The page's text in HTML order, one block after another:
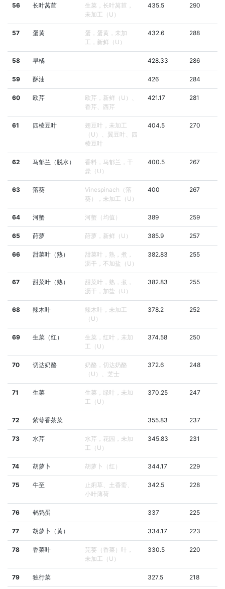
56 长叶莴苣
生菜，长叶莴苣，
未加工（U）
435.5 290
57 蛋黄
蛋，蛋黄，未加
工，新鲜（U）
432.6 288
58 早橘 428.33 286
59 酥油 426 284
60 欧芹
欧芹，新鲜（U）、
香芹、西芹
421.17 281
61 四棱豆叶
翅豆叶，未加工
（U）、翼豆叶、四
棱豆叶
404.5 270
62 马郁兰（脱水）
香料，马郁兰，干
燥（U）
400.5 267
63 落葵
Vinespinach（落
葵），未加工（U）
400 267
64 河蟹 河蟹（均值） 389 259
65 莳萝 莳萝，新鲜（U） 385.9 257
66 甜菜叶（熟）
甜菜叶，熟，煮，
沥干，不加盐（U）
382.83 255
67 甜菜叶（熟）
甜菜叶，熟，煮，
沥干，加盐（U）
382.83 255
68 辣木叶
辣木叶，未加工
（U）
378.2 252
69 生菜（红）
生菜，红叶，未加
工（U）
374.58 250
70 切达奶酪
奶酪，切达奶酪
（U）、芝士
372.6 248
71 生菜
生菜，绿叶，未加
工（U）
370.25 247
72 紫萼香茶菜 355.83 237
73 水芹
水芹，花园，未加
工（U）
345.83 231
74 胡萝卜 胡萝卜（红） 344.17 229
75 牛至
止痢草、土香薷、
小叶薄荷
342.5 228
76 鹌鹑蛋 337 225
77 胡萝卜（黄） 334.17 223
78 香菜叶
芫荽（香菜）叶，
未加工（U）
330.5 220
79 独行菜 327.5 218